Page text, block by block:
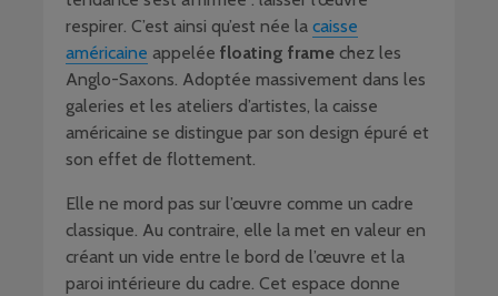
respirer. C’est ainsi qu’est née la caisse
américaine appelée floating frame chez les
Anglo-Saxons. Adoptée massivement dans les
galeries et les ateliers d’artistes, la caisse
américaine se distingue par son design épuré et
son effet de flottement.
Elle ne mord pas sur l’œuvre comme un cadre
classique. Au contraire, elle la met en valeur en
créant un vide entre le bord de l’œuvre et la
paroi intérieure du cadre. Cet espace donne